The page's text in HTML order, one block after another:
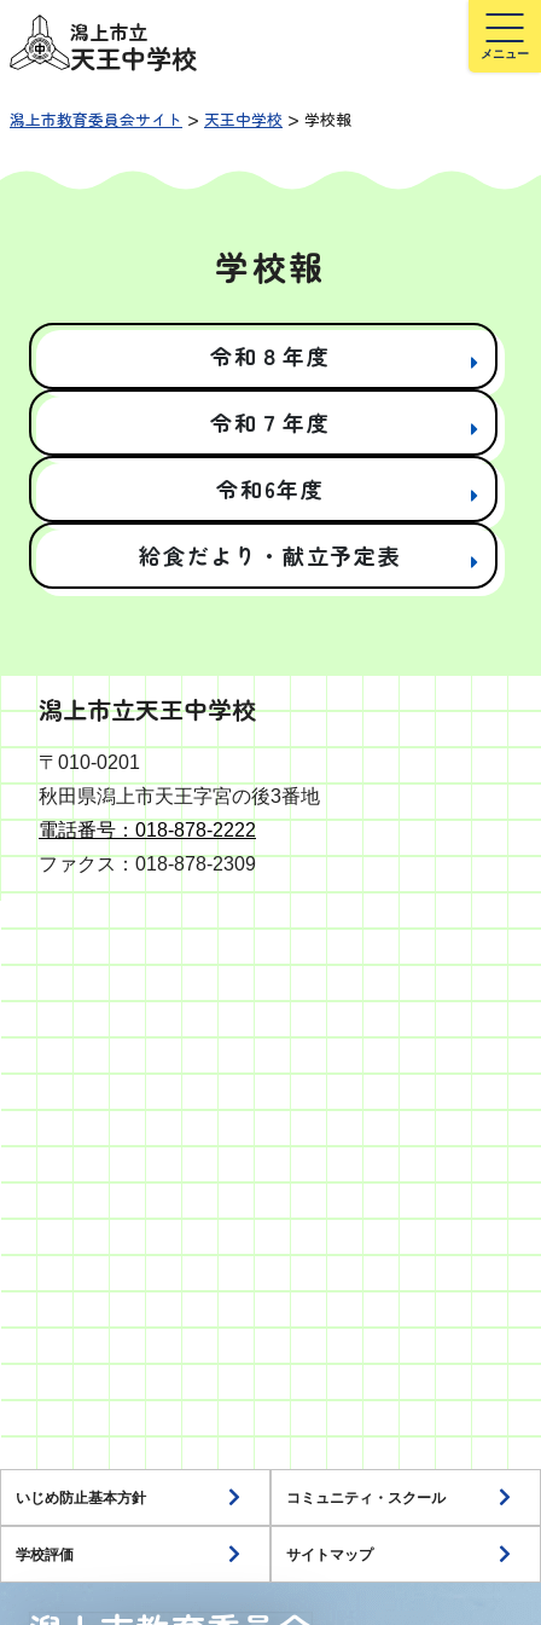
潟上市立
天王中学校
潟上市教育委員会サイト > 天王中学校 > 学校報
学校報
令和８年度
令和７年度
令和6年度
給食だより・献立予定表
潟上市立天王中学校
〒010-0201
秋田県潟上市天王字宮の後3番地
電話番号：018-878-2222
ファクス：018-878-2309
いじめ防止基本方針 コミュニティ・スクール
学校評価 サイトマップ